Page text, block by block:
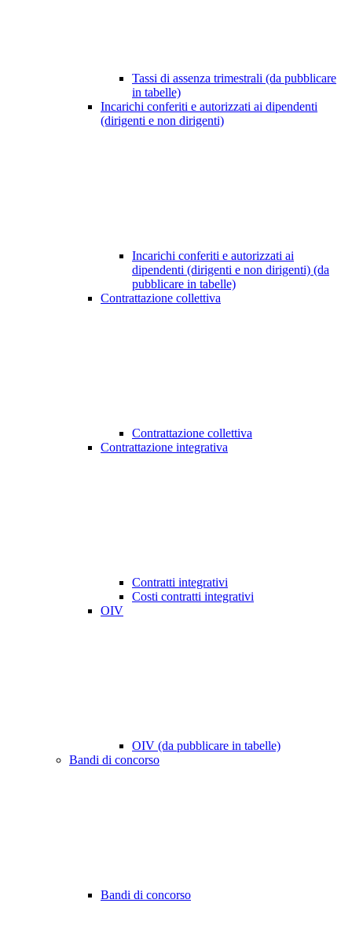
Tassi di assenza trimestrali (da pubblicare
in tabelle)
Incarichi conferiti e autorizzati ai dipendenti
(dirigenti e non dirigenti)
Incarichi conferiti e autorizzati ai
dipendenti (dirigenti e non dirigenti) (da
pubblicare in tabelle)
Contrattazione collettiva
Contrattazione collettiva
Contrattazione integrativa
Contratti integrativi
Costi contratti integrativi
OIV
OIV (da pubblicare in tabelle)
Bandi di concorso
Bandi di concorso